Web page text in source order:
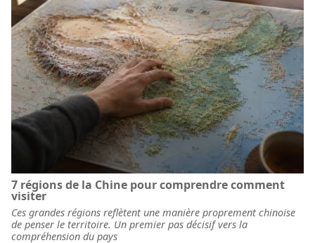
7 régions de la Chine pour comprendre comment
visiter
Ces grandes régions reflètent une manière proprement chinoise
de penser le territoire. Un premier pas décisif vers la
compréhension du pays